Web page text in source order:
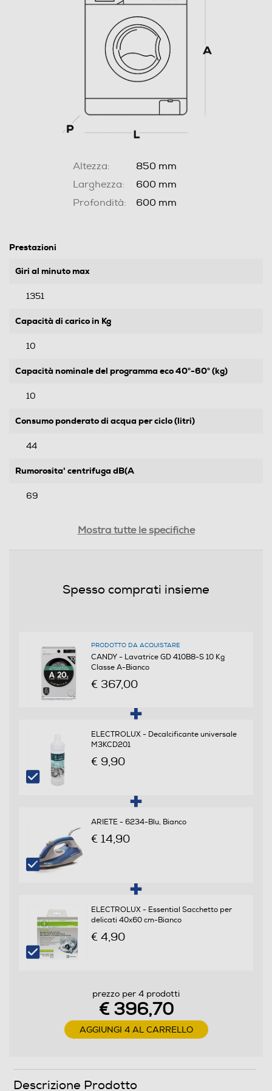
Altezza:
850 mm
Larghezza:
600 mm
Profondità:
600 mm
Prestazioni
Giri al minuto max
1351
Capacità di carico in Kg
10
Capacità nominale del programma eco 40°-60° (kg)
10
Consumo ponderato di acqua per ciclo (litri)
44
Rumorosita' centrifuga dB(A
69
Nuova Classe efficienza energetica
Classe emissione rumore centrifuga
Consumo acqua in litri
44
Programmi
Programma Eco
Programma lavaggio a mano
Mostra tutte le specifiche
Spesso comprati insieme
PRODOTTO DA ACQUISTARE
CANDY - Lavatrice GD 410B8-S 10 Kg
Classe A-Bianco
€ 367,00
ELECTROLUX - Decalcificante universale
M3KCD201
€ 9,90
ARIETE - 6234-Blu, Bianco
€ 14,90
ELECTROLUX - Essential Sacchetto per
delicati 40x60 cm-Bianco
€ 4,90
prezzo per 4 prodotti
€ 396,70
AGGIUNGI 4 AL CARRELLO
Descrizione Prodotto